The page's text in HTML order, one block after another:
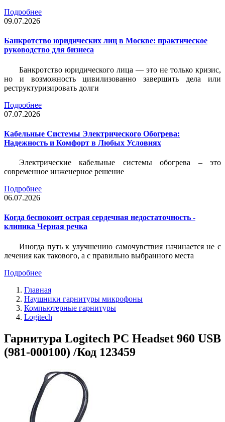
Подробнее
09.07.2026
Банкротство юридических лиц в Москве: практическое
руководство для бизнеса
Банкротство юридического лица — это не только кризис,
но и возможность цивилизованно завершить дела или
реструктуризировать долги
Подробнее
07.07.2026
Кабельные Системы Электрического Обогрева:
Надежность и Комфорт в Любых Условиях
Электрические кабельные системы обогрева – это
современное инженерное решение
Подробнее
06.07.2026
Когда беспокоит острая сердечная недостаточность -
клиника Черная речка
Иногда путь к улучшению самочувствия начинается не с
лечения как такового, а с правильно выбранного места
Подробнее
Главная
Наушники гарнитуры микрофоны
Компьютерные гарнитуры
Logitech
Гарнитура Logitech PC Headset 960 USB
(981-000100) /Код 123459